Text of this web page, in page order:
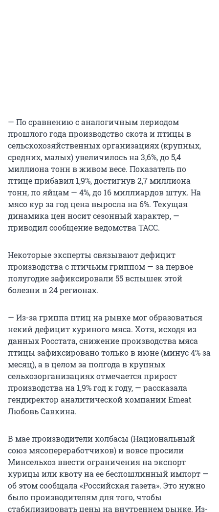
— По сравнению с аналогичным периодом
прошлого года производство скота и птицы в
сельскохозяйственных организациях (крупных,
средних, малых) увеличилось на 3,6%, до 5,4
миллиона тонн в живом весе. Показатель по
птице прибавил 1,9%, достигнув 2,7 миллиона
тонн, по яйцам — 4%, до 16 миллиардов штук. На
мясо кур за год цена выросла на 6%. Текущая
динамика цен носит сезонный характер, —
приводил сообщение ведомства ТАСС.
Некоторые эксперты связывают дефицит
производства с птичьим гриппом — за первое
полугодие зафиксировали 55 вспышек этой
болезни в 24 регионах.
— Из-за гриппа птиц на рынке мог образоваться
некий дефицит куриного мяса. Хотя, исходя из
данных Росстата, снижение производства мяса
птицы зафиксировано только в июне (минус 4% за
месяц), а в целом за полгода в крупных
сельхозорганизациях отмечается прирост
производства на 1,9% год к году, — рассказала
гендиректор аналитической компании Emeat
Любовь Савкина.
В мае производители колбасы (Национальный
союз мясопереработчиков) и вовсе просили
Минсельхоз ввести ограничения на экспорт
курицы или квоту на ее беспошлинный импорт —
об этом сообщала «Российская газета». Это нужно
было производителям для того, чтобы
стабилизировать цены на внутреннем рынке. Из-